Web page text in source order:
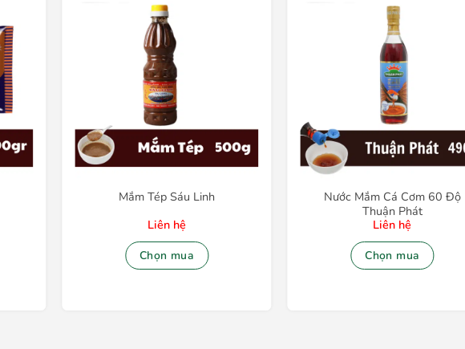
Mắm Tép Sáu Linh
Liên hệ
Chọn mua
Nước Mắm Cá Cơm 60 Độ
Thuận Phát
Liên hệ
Chọn mua